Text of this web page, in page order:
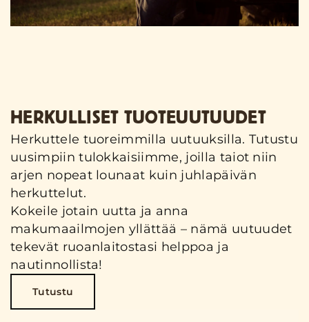
HERKULLISET TUOTEUUTUUDET
Herkuttele tuoreimmilla uutuuksilla. Tutustu
uusimpiin tulokkaisiimme, joilla taiot niin
arjen nopeat lounaat kuin juhlapäivän
herkuttelut.
Kokeile jotain uutta ja anna
makumaailmojen yllättää – nämä uutuudet
tekevät ruoanlaitostasi helppoa ja
nautinnollista!
Tutustu